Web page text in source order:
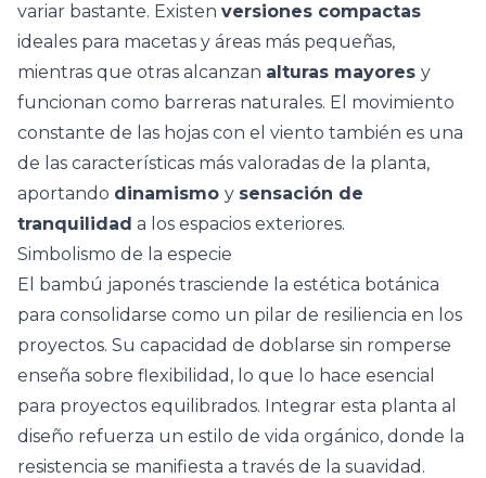
variar bastante. Existen versiones compactas
ideales para macetas y áreas más pequeñas,
mientras que otras alcanzan alturas mayores y
funcionan como barreras naturales. El movimiento
constante de las hojas con el viento también es una
de las características más valoradas de la planta,
aportando dinamismo y sensación de
tranquilidad a los espacios exteriores.
Simbolismo de la especie
El bambú japonés trasciende la estética botánica
para consolidarse como un pilar de resiliencia en los
proyectos. Su capacidad de doblarse sin romperse
enseña sobre flexibilidad, lo que lo hace esencial
para proyectos equilibrados. Integrar esta planta al
diseño refuerza un estilo de vida orgánico, donde la
resistencia se manifiesta a través de la suavidad.